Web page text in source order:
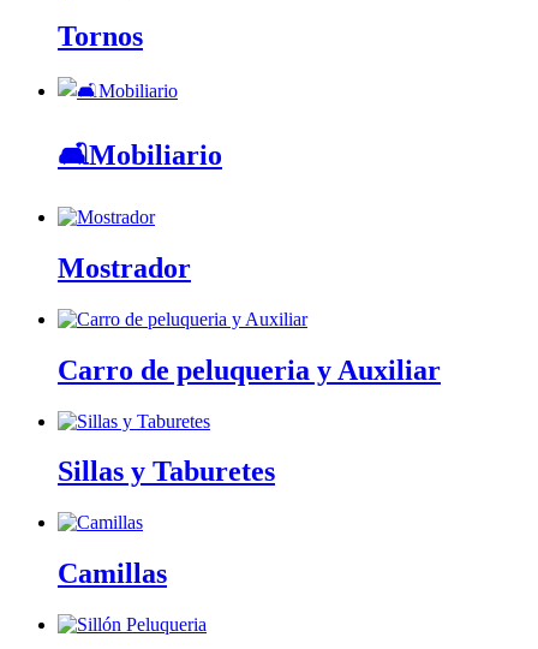
Tornos
🛋️Mobiliario
Mostrador
Carro de peluqueria y Auxiliar
Sillas y Taburetes
Camillas